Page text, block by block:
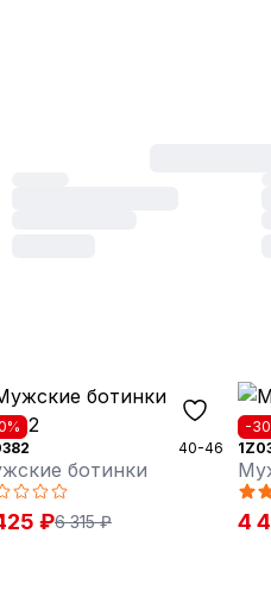
40-46
ботинки
₽6 315 ₽
-
4